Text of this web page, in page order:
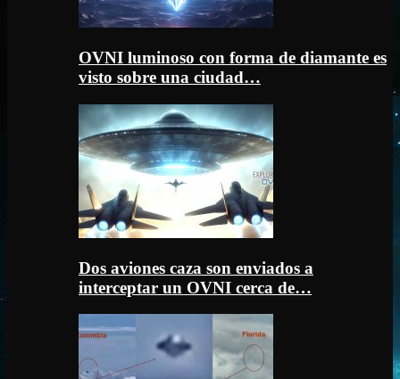
OVNI luminoso con forma de diamante es
visto sobre una ciudad…
Dos aviones caza son enviados a
interceptar un OVNI cerca de…